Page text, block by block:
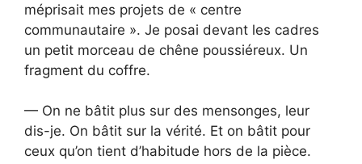
méprisait mes projets de « centre
communautaire ». Je posai devant les cadres
un petit morceau de chêne poussiéreux. Un
fragment du coffre.
— On ne bâtit plus sur des mensonges, leur
dis-je. On bâtit sur la vérité. Et on bâtit pour
ceux qu’on tient d’habitude hors de la pièce.